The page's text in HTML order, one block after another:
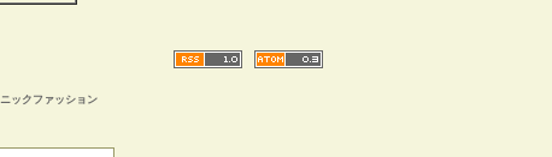
ックファッション